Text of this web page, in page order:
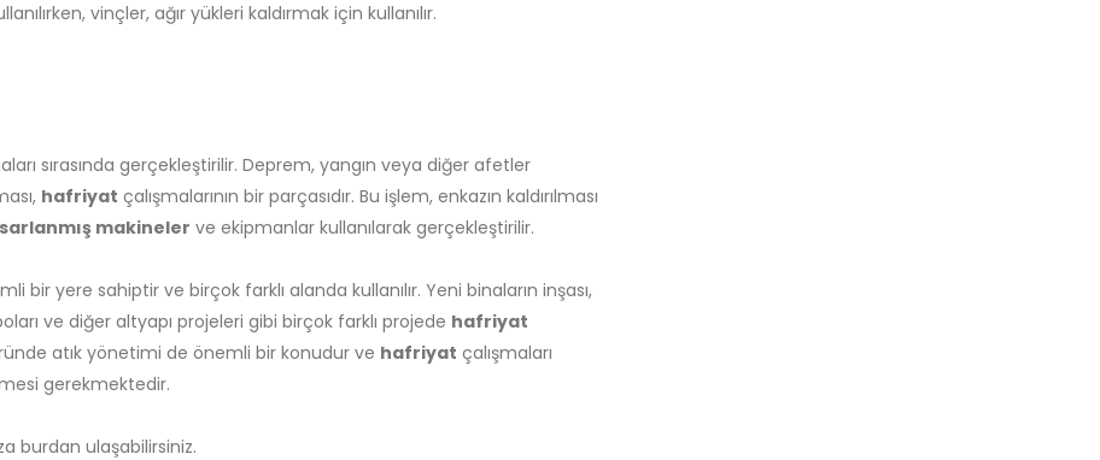
vinçler, ağır yükleri kaldırmak için kullanılır.
sırasında gerçekleştirilir. Deprem, yangın veya diğer afetler
hafriyat çalışmalarının bir parçasıdır. Bu işlem, enkazın kaldırılması
makineler ve ekipmanlar kullanılarak gerçekleştirilir.
bir yere sahiptir ve birçok farklı alanda kullanılır. Yeni binaların inşası,
ve diğer altyapı projeleri gibi birçok farklı projede hafriyat
atık yönetimi de önemli bir konudur ve hafriyat çalışmaları
gerekmektedir.
burdan ulaşabilirsiniz.